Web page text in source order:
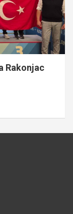
Rakonjac